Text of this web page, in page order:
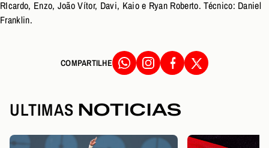
RIcardo, Enzo, João Vítor, Davi, Kaio e Ryan Roberto. Técnico: Daniel
Franklin.
COMPARTILHE
ULTIMAS NOTICIAS